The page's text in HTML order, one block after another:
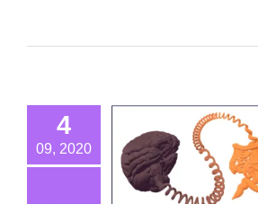
4
09, 2020